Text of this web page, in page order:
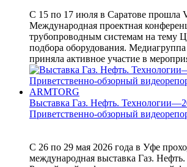
С 15 по 17 июля в Саратове прошла
Международная проектная
трубопроводным системам на тему
подбора оборудования.
приняла активное участие в
Выставка Газ. Нефть.
Приветственно-обзорный
С 26 по 29 мая 2026 года в Уфе
международная выставка Газ.